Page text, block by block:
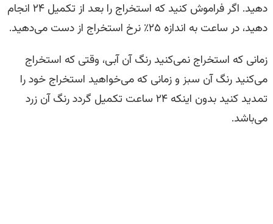
دهید. اگر فراموش کنید که استخراج را بعد از تکمیل ۲۴ انجام
دهید، در ساعت به اندازه ۲۵٪ نرخ استخراج از دست می‌دهید.
زمانی که استخراج نمی‌کنید رنگ آن آبی، وقتی که استخراج
می‌کنید رنگ آن سبز و زمانی که می‌خواهید استخراج خود را
تمدید کنید بدون اینکه ۲۴ ساعت تکمیل گردد رنگ آن زرد
می‌باشد.